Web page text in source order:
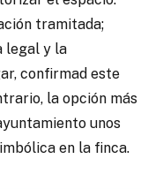
tramitada;
legal y la
confirmad este
la opción más
unos
en la finca.